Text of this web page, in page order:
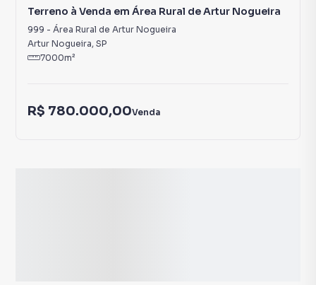
Terreno à Venda em Área Rural de Artur Nogueira
999 - Área Rural de Artur Nogueira
Artur Nogueira, SP
7000m²
R$ 780.000,00Venda